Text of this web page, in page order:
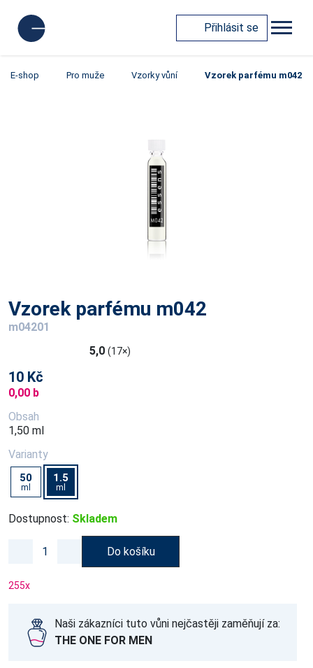
Přihlásit se
E-shop Pro muže Vzorky vůní Vzorek parfému m042
Vzorek parfému m042
m04201
5,0 (17×)
10 Kč
0,00 b
Obsah
1,50 ml
Varianty
50
ml
1.5
ml
Dostupnost: Skladem
Do košíku
255x
Naši zákazníci tuto vůni nejčastěji zaměňují za:
THE ONE FOR MEN